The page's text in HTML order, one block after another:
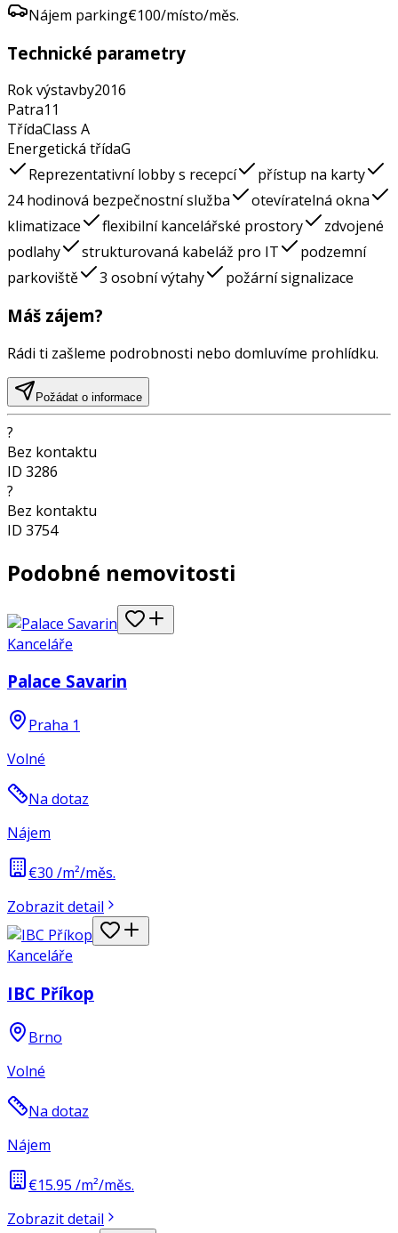
Nájem parking€100/místo/měs.
Technické parametry
Rok výstavby2016
Patra11
TřídaClass A
Energetická třídaG
Reprezentativní lobby s recepcí
přístup na karty
24 hodinová bezpečnostní služba
otevíratelná okna
klimatizace
flexibilní kancelářské prostory
zdvojené
podlahy
strukturovaná kabeláž pro IT
podzemní
parkoviště
3 osobní výtahy požární signalizace
Máš zájem?
Rádi ti zašleme podrobnosti nebo domluvíme prohlídku.
Požádat o informace
?
Bez kontaktu
ID 3286
?
Bez kontaktu
ID 3754
Podobné nemovitosti
Kanceláře
Palace Savarin
Praha 1
Volné
Na dotaz
Nájem
€30 /m²/měs.
Zobrazit detail
Kanceláře
IBC Příkop
Brno
Volné
Na dotaz
Nájem
€15.95 /m²/měs.
Zobrazit detail